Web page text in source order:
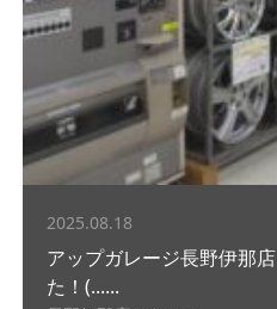
2025.08.18
アップガレージ長野伊那
た！(......